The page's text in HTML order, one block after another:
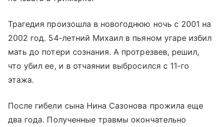
Трагедия произошла в новогоднюю ночь с 2001 на
2002 год. 54-летний Михаил в пьяном угаре избил
мать до потери сознания. А протрезвев, решил,
что убил ее, и в отчаянии выбросился с 11-го
этажа.
После гибели сына Нина Сазонова прожила еще
два года. Полученные травмы окончательно